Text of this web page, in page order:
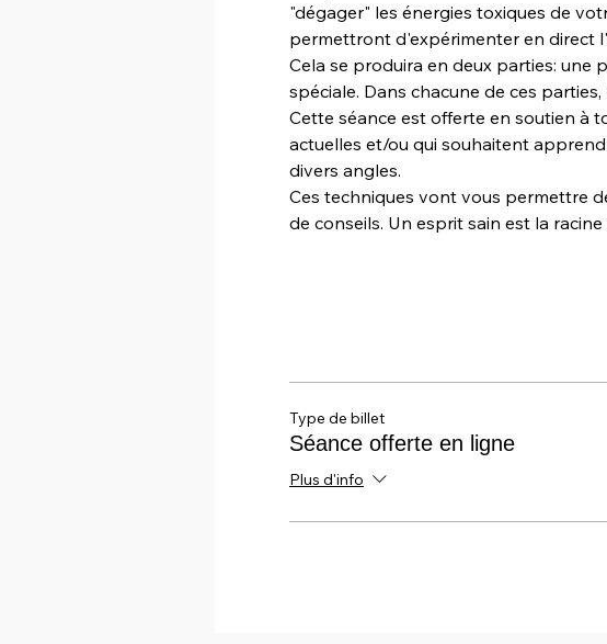
"dégager" les énergies toxiques de
permettront d'expérimenter en direct
Cela se produira en deux parties: une
spéciale. Dans chacune de ces
Cette séance est offerte en soutien à
actuelles et/ou qui souhaitent
divers angles.
Ces techniques vont vous permettre
de conseils. Un esprit sain est la
Type de billet
Séance offerte en ligne
Plus d'info